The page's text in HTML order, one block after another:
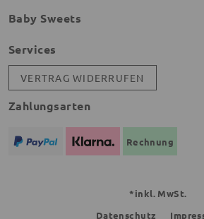
Baby Sweets
Services
VERTRAG WIDERRUFEN
Zahlungsarten
Rechnung
*inkl. MwSt.
Datenschutz